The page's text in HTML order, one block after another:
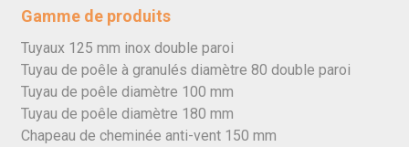
Gamme de produits
Tuyaux 125 mm inox double paroi
Tuyau de poêle à granulés diamètre 80 double paroi
Tuyau de poêle diamètre 100 mm
Tuyau de poêle diamètre 180 mm
Chapeau de cheminée anti-vent 150 mm